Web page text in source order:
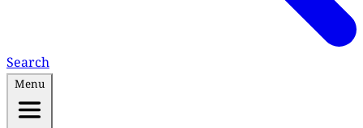
Search
Menu